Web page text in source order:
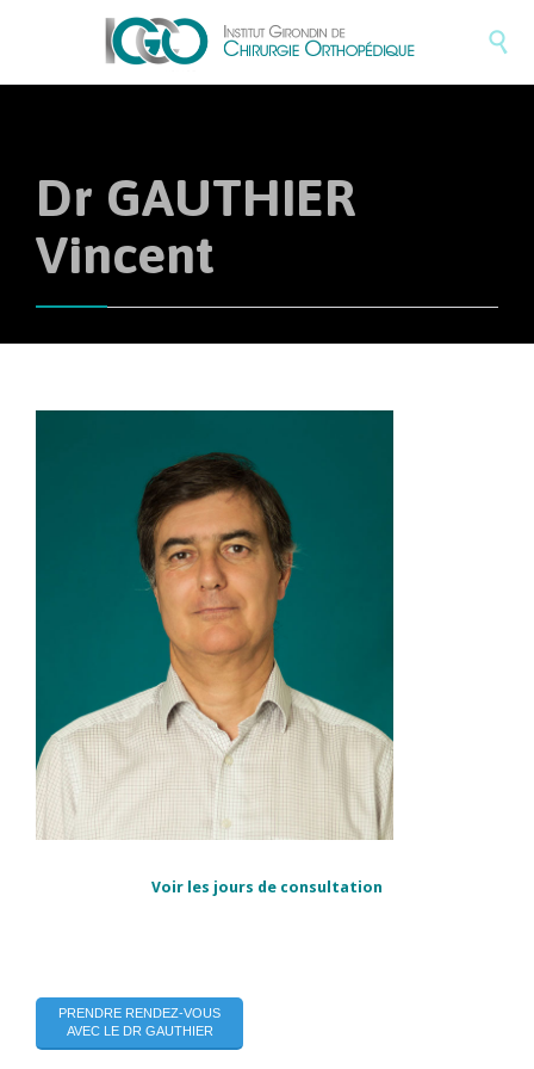

Dr GAUTHIER
Vincent
Voir les jours de consultation
PRENDRE RENDEZ-VOUS
AVEC LE DR GAUTHIER